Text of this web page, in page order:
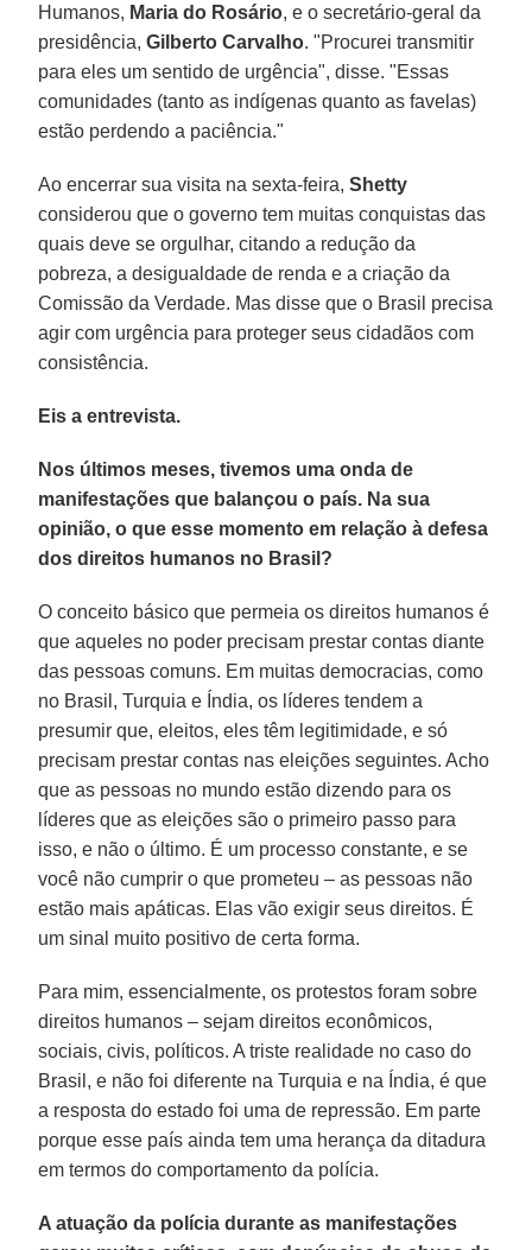
Humanos, Maria do Rosário, e o secretário-geral da
presidência,Gilberto Carvalho. "Procurei transmitir
para eles um sentido de urgência", disse. "Essas
comunidades (tanto as indígenas quanto as favelas)
estão perdendo a paciência."
Ao encerrar sua visita na sexta-feira,Shetty
considerou que o governo tem muitas conquistas das
quais deve se orgulhar, citando a redução da
pobreza, a desigualdade de renda e a criação da
Comissão da Verdade. Mas disse que o Brasil precisa
agir com urgência para proteger seus cidadãos com
consistência.
Eis a entrevista.
Nos últimos meses, tivemos uma onda de
manifestações que balançou o país. Na sua
opinião, o que esse momento em relação à defesa
dos direitos humanos no Brasil?
O conceito básico que permeia os direitos humanos é
que aqueles no poder precisam prestar contas diante
das pessoas comuns. Em muitas democracias, como
no Brasil, Turquia e Índia, os líderes tendem a
presumir que, eleitos, eles têm legitimidade, e só
precisam prestar contas nas eleições seguintes. Acho
que as pessoas no mundo estão dizendo para os
líderes que as eleições são o primeiro passo para
isso, e não o último. É um processo constante, e se
você não cumprir o que prometeu – as pessoas não
estão mais apáticas. Elas vão exigir seus direitos. É
um sinal muito positivo de certa forma.
Para mim, essencialmente, os protestos foram sobre
direitos humanos – sejam direitos econômicos,
sociais, civis, políticos. A triste realidade no caso do
Brasil, e não foi diferente na Turquia e na Índia, é que
a resposta do estado foi uma de repressão. Em parte
porque esse país ainda tem uma herança da ditadura
em termos do comportamento da polícia.
A atuação da polícia durante as manifestações